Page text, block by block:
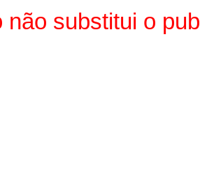
não substitui o